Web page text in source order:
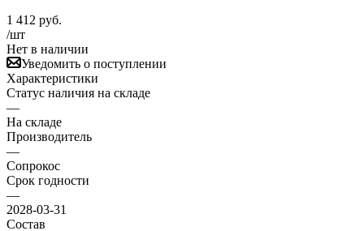
1 412 руб.
/шт
Нет в наличии
Уведомить о поступлении
Характеристики
Статус наличия на складе
—
На складе
Производитель
—
Сопрокос
Срок годности
—
2028-03-31
Состав